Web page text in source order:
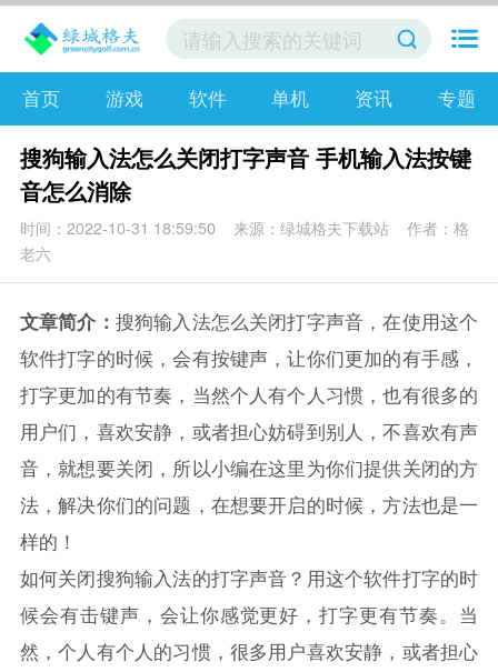
首页 游戏 软件 单机 资讯 专题
搜狗输入法怎么关闭打字声音 手机输入法按键
音怎么消除
时间：2022-10-31 18:59:50 来源：绿城格夫下载站
作者：格
老六
文章简介： 搜狗输入法怎么关闭打字声音，在使用这个
软件打字的时候，会有按键声，让你们更加的有手感，
打字更加的有节奏，当然个人有个人习惯，也有很多的
用户们，喜欢安静，或者担心妨碍到别人，不喜欢有声
音，就想要关闭，所以小编在这里为你们提供关闭的方
法，解决你们的问题，在想要开启的时候，方法也是一
样的！
如何关闭搜狗输入法的打字声音？用这个软件打字的时
候会有击键声，会让你感觉更好，打字更有节奏。当
然，个人有个人的习惯，很多用户喜欢安静，或者担心